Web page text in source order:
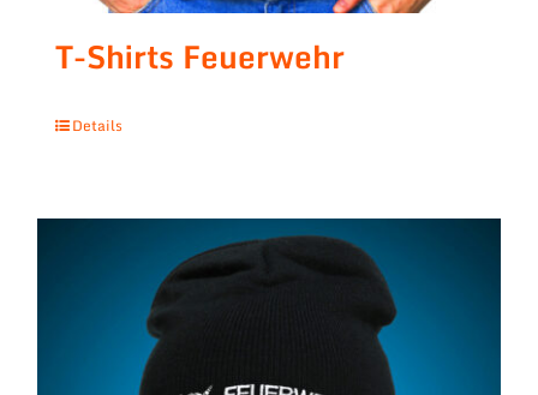
T-Shirts Feuerwehr
Details